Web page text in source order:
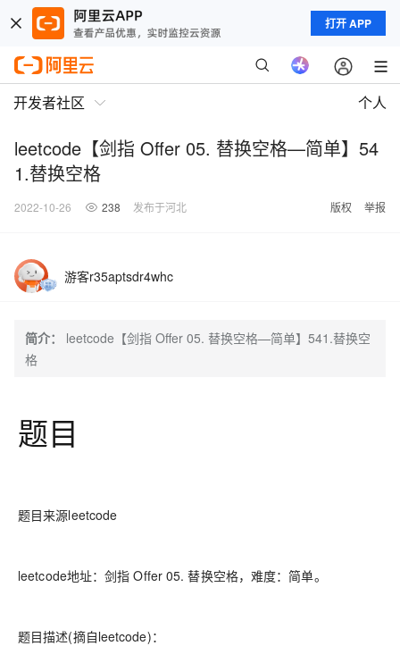
打开 APP
开发者社区 个人
leetcode【剑指 Offer 05. 替换空格—简单】54
1.替换空格
2022-10-26 238 发布于河北 版权 举报
游客r35aptsdr4whc
简介：
leetcode【剑指 Offer 05. 替换空格—简单】541.替换空
格
题目
题目来源leetcode
leetcode地址：剑指 Offer 05. 替换空格，难度：简单。
题目描述(摘自leetcode)：